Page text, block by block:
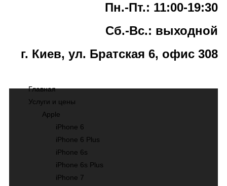
Пн.-Пт.: 11:00-19:30
Сб.-Вс.: выходной
г. Киев, ул. Братская 6, офис 308
Главная
Услуги и цены
Apple
iPhone 6
iPhone 6 Plus
iPhone 6s
iPhone 6s Plus
iPhone 7